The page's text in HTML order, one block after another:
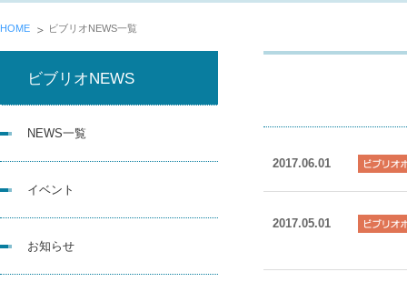
HOME ビブリオNEWS一覧
2017.06.01
2017.05.01
ビブリオNEWS
NEWS一覧
イベント
お知らせ